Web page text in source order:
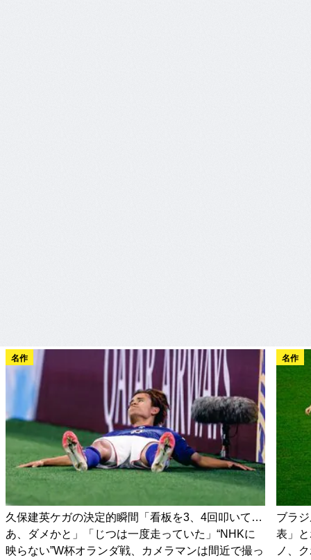
名作
久保建英ケガの決定的瞬間「看板を3、4回叩いて…
あ、ダメかと」「じつは一度走っていた」“NHKに
映らない”W杯オランダ戦、カメラマンは間近で撮っ
名作
ブラ
表」
ノ、